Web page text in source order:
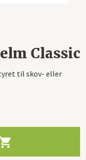
Classic
til skov- eller